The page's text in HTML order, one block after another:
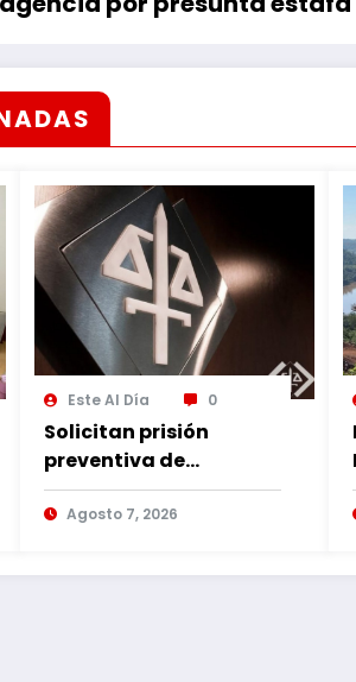
Este Al Día 0
Solicitan prisión
preventiva de
imputado por
violencia familia
Agosto 7, 2026